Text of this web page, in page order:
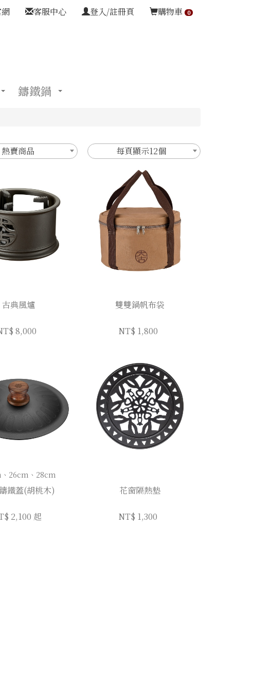
購物車 0
登入/註冊頁
客服中心
鑄鐵鍋
熱賣商品 每頁顯示12個
古典風爐
8,000
雙雙鍋帆布袋
NT$ 1,800
26cm、28cm
鐵蓋(胡桃木)
2,100 起
花窗隔熱墊
NT$ 1,300